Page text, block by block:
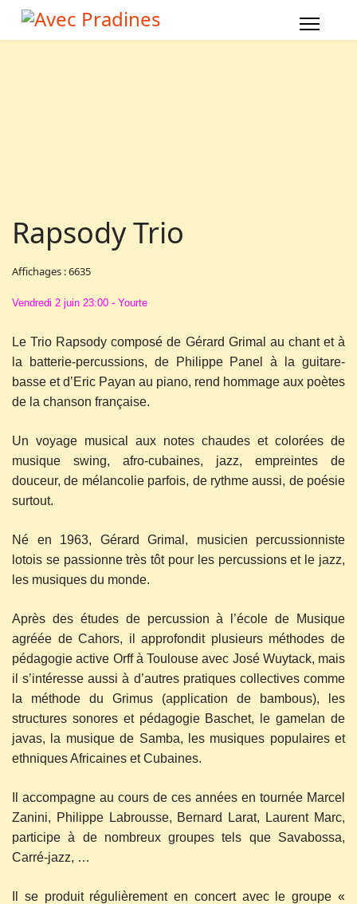
Rapsody Trio
Affichages : 6635
Vendredi 2 juin 23:00 - Yourte
Le Trio Rapsody composé de Gérard Grimal au chant et à
la batterie-percussions, de Philippe Panel à la guitare-
basse et d’Eric Payan au piano, rend hommage aux poètes
de la chanson française.
Un voyage musical aux notes chaudes et colorées de
musique swing, afro-cubaines, jazz, empreintes de
douceur, de mélancolie parfois, de rythme aussi, de poésie
surtout.
Né en 1963, Gérard Grimal, musicien percussionniste
lotois se passionne très tôt pour les percussions et le jazz,
les musiques du monde.
Après des études de percussion à l’école de Musique
agréée de Cahors, il approfondit plusieurs méthodes de
pédagogie active Orff à Toulouse avec José Wuytack, mais
il s’intéresse aussi à d’autres pratiques collectives comme
la méthode du Grimus (application de bambous), les
structures sonores et pédagogie Baschet, le gamelan de
javas, la musique de Samba, les musiques populaires et
ethniques Africaines et Cubaines.
Il accompagne au cours de ces années en tournée Marcel
Zanini, Philippe Labrousse, Bernard Larat, Laurent Marc,
participe à de nombreux groupes tels que Savabossa,
Carré-jazz, …
Il se produit régulièrement en concert avec le groupe «